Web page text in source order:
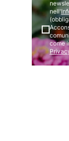
nell'
come